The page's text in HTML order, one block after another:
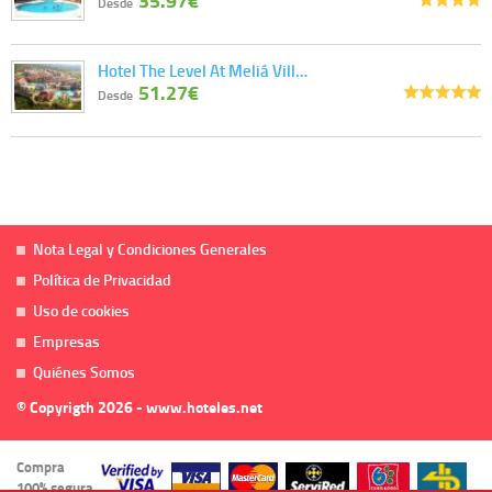
Hotel The Level At Meliá Vill…
Desde 51.27€
Nota Legal y Condiciones Generales
Política de Privacidad
Uso de cookies
Empresas
Quiénes Somos
© Copyrigth 2026 - www.hoteles.net
Compra
100% segura